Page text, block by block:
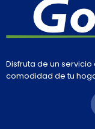
Disfruta de un
comodidad de tu